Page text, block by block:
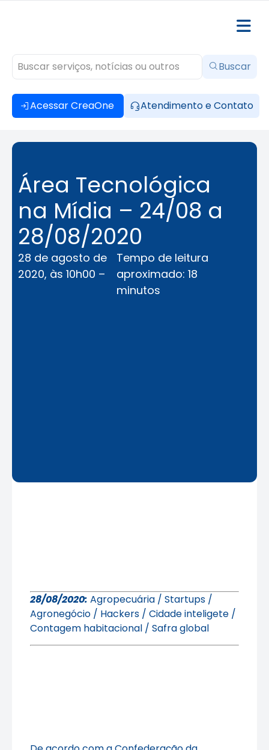
Acessar CreaOne Atendimento e Contato
Buscar
Área Tecnológica
na Mídia – 24/08 a
28/08/2020
28 de agosto de
2020, às 10h00 –
Tempo de leitura
aproximado: 18
minutos
28/08/2020: Agropecuária / Startups /
Agronegócio / Hackers / Cidade inteligete /
Contagem habitacional / Safra global